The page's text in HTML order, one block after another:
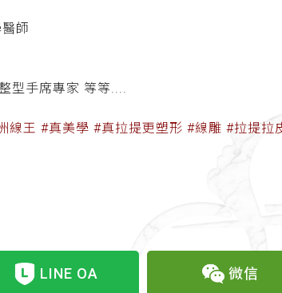
師
型手席專家 等等....
線王 #真美學 #真拉提更塑形 #線雕 #拉提
LINE OA 微信